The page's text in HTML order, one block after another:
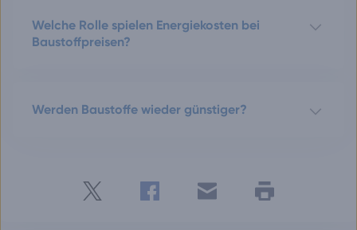
Welche Rolle spielen Energiekosten bei
Baustoffpreisen?
Werden Baustoffe wieder günstiger?